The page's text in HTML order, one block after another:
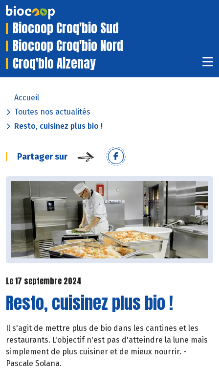
Biocoop Croq'bio Sud
Biocoop Croq'bio Nord
Croq'bio Aizenay
Accueil
Toutes nos actualités
Resto, cuisinez plus bio !
Partager sur
Le 17 septembre 2024
Resto, cuisinez plus bio !
Il s'agit de mettre plus de bio dans les cantines et les
restaurants. L'objectif n'est pas d'atteindre la lune mais
simplement de plus cuisiner et de mieux nourrir. -
Pascale Solana.